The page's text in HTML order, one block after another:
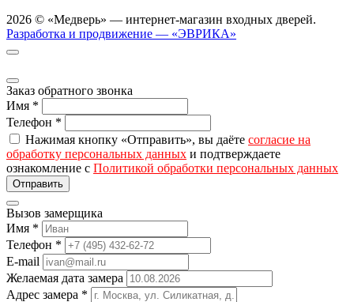
2026 © «Медверь» — интернет-магазин входных дверей.
Разработка и продвижение — «ЭВРИКА»
Заказ обратного звонка
Имя *
Телефон *
Нажимая кнопку «Отправить», вы даёте согласие на
обработку персональных данных и подтверждаете
ознакомление с Политикой обработки персональных данных
Вызов замерщика
Имя *
Телефон *
E-mail
Желаемая дата замера
Адрес замера *